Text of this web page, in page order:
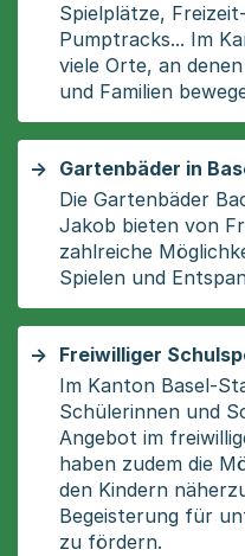
Spielplätze,
Pumptracks... Im
viele Orte, an
und Familien
Gartenbäder in
Die Gartenbäder
Jakob bieten von
zahlreiche
Spielen und
Freiwilliger
Im Kanton Basel-
Schülerinnen und
Angebot im
haben zudem die
den Kindern
Begeisterung für
zu fördern.